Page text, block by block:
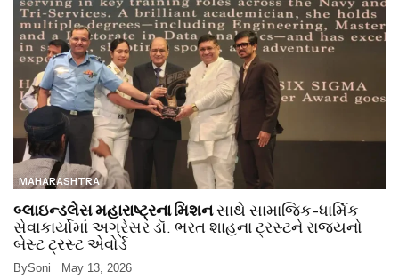
MAHARASHTRA
બ્લાઇન્ડલેસ મહારાષ્ટ્રના મિશનસાથે સામાજિક-ધાર્મિક
સેવાકાર્યોમાં અગ્રેસર ડૉ. ભરત શાહના ટ્રસ્ટને રાજ્યનો
બેસ્ટ ટ્રસ્ટ એવોર્ડ
BySoni May 13, 2026